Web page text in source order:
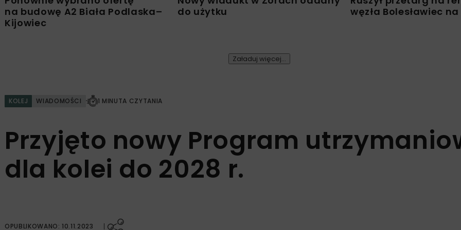
na budowę A2 Biała Podlaska–
Kijowiec
do użytku
węzła Bolesławiec na
Załaduj więcej...
KOLEJ WIADOMOŚCI 1 MINUTA CZYTANIA
Przyjęto nowy Program
dla kolei do 2028 r.
OPUBLIKOWANO: 10.11.2023